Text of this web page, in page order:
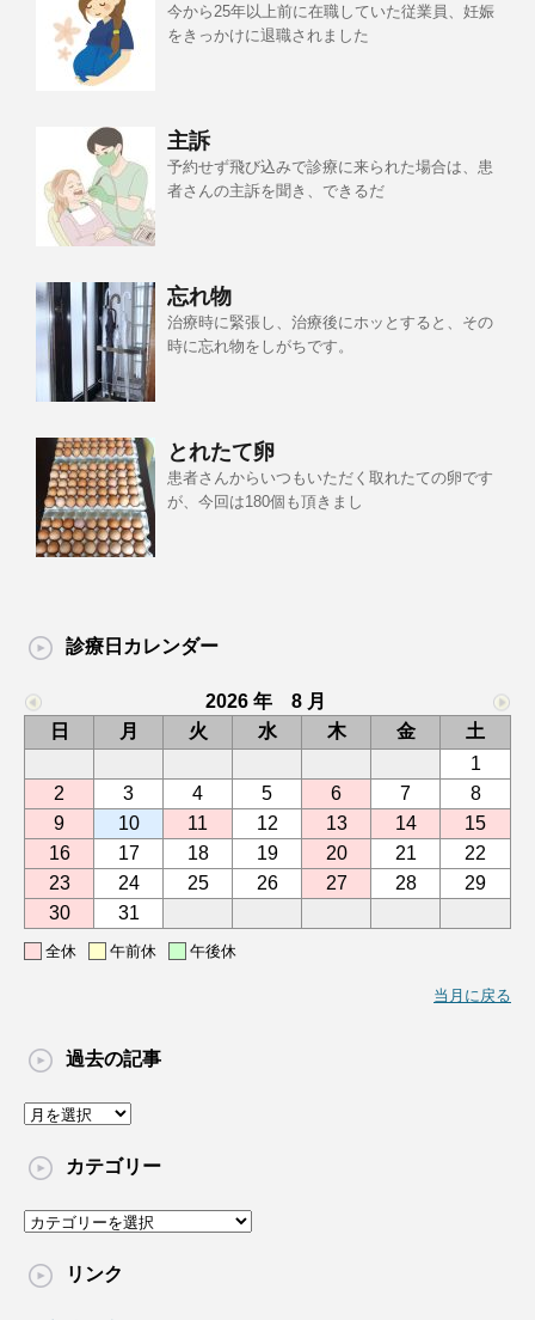
今から25年以上前に在職していた従業員、妊娠
をきっかけに退職されました
主訴
予約せず飛び込みで診療に来られた場合は、患
者さんの主訴を聞き、できるだ
忘れ物
治療時に緊張し、治療後にホッとすると、その
時に忘れ物をしがちです。
とれたて卵
患者さんからいつもいただく取れたての卵です
が、今回は180個も頂きまし
診療日カレンダー
2026 年 8 月
日
月 火 水 木 金
土
1
2
3 4 5 6 7
8
9
10 11 12 13 14
15
16
17 18 19 20 21
22
23
24 25 26 27 28
29
30
31
全休 午前休 午後休
当月に戻る
過去の記事
過
の
事
カテゴリー
カ
ゴ
リンク